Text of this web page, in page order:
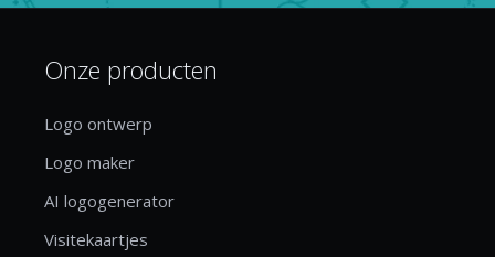
Onze producten
Logo ontwerp
Logo maker
AI logogenerator
Visitekaartjes